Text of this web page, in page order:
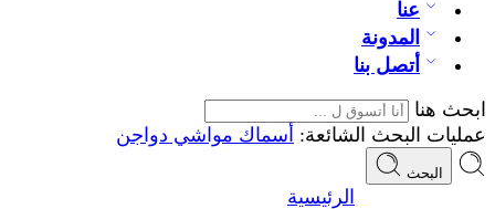
عنا
المدونة
أتصل بنا
ابحث هنا
عمليات البحث الشائعة: أسماك مواشي دواجن
البحث
الرئيسية